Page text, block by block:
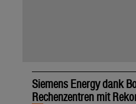
Siemens Energy dank
Rechenzentren mit